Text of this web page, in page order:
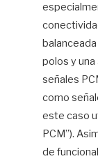
polos y una
señales
como
este caso
PCM”).
de